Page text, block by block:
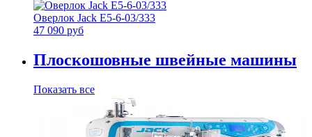
Оверлок Jack E5-6-03/333
47 090 руб
Плоскошовные швейные машины
Показать все